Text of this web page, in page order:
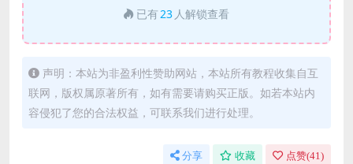
已有23 人解锁查看
声明：本站为非盈利性赞助网站，本站所有教程收集自互
联网，版权属原著所有，如有需要请购买正版。如若本站内
容侵犯了您的合法权益，可联系我们进行处理。
分享 收藏 点赞(41 )